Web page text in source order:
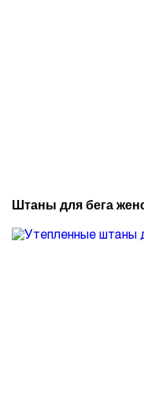
Штаны для бега